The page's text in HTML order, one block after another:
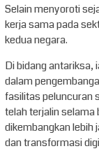
Selain menyoroti
kerja sama pada
kedua negara.
Di bidang antariksa,
dalam
fasilitas peluncuran
telah terjalin selama
dikembangkan lebih
dan transformasi